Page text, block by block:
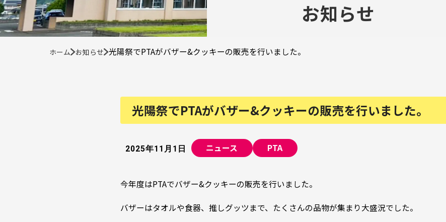
お知らせ
ホーム お知らせ 光陽祭でPTAがバザー&クッキーの販売を行いました。
光陽祭でPTAがバザー&クッキーの販売を行いました。
2025年11月1日 ニュース PTA
今年度はPTAでバザー&クッキーの販売を行いました。
バザーはタオルや食器、推しグッツまで、たくさんの品物が集まり大盛況でした。